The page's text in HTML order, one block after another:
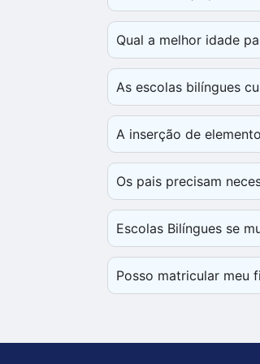
Qual a melhor idade
As escolas bilíngues
A inserção de
Os pais precisam
Escolas Bilíngues se
Posso matricular meu